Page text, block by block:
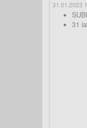
31.01.2023
31